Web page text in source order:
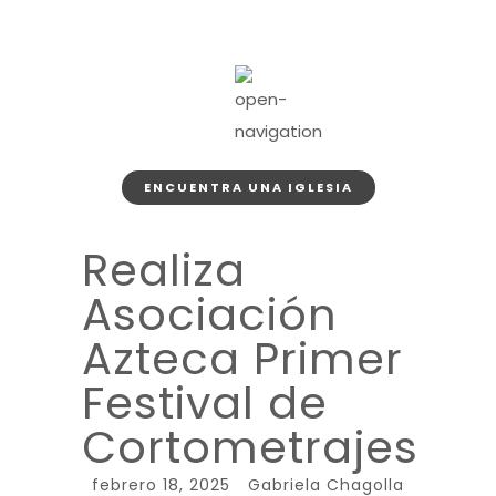
ENCUENTRA UNA IGLESIA
Realiza
Asociación
Azteca Primer
Festival de
Cortometrajes
febrero 18, 2025 Gabriela Chagolla